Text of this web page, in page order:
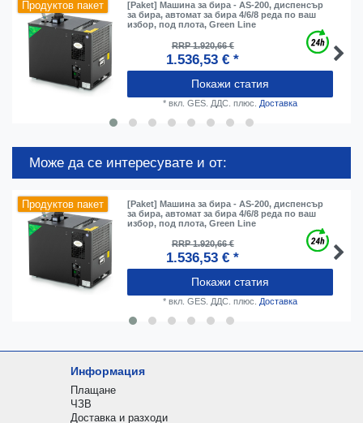
Продуктов пакет
[Paket] Машина за бира - AS-200, диспенсър
за бира, автомат за бира 4/6/8 реда по ваш
избор, под плота, Green Line
RRP 1.920,66 €
1.536,53 € *
Покажи статия
* вкл. GES. ДДС. плюс. Доставка
Може да се интересувате и от:
Продуктов пакет
[Paket] Машина за бира - AS-200, диспенсър
за бира, автомат за бира 4/6/8 реда по ваш
избор, под плота, Green Line
RRP 1.920,66 €
1.536,53 € *
Покажи статия
* вкл. GES. ДДС. плюс. Доставка
Информация
Плащане
ЧЗВ
Доставка и разходи